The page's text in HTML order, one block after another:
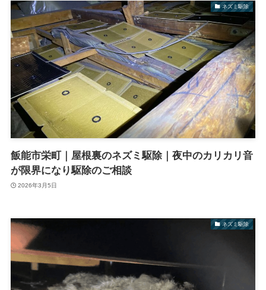
ネズミ駆除
飯能市栄町｜屋根裏のネズミ駆除｜夜中のカリカリ音
が限界になり駆除のご相談
2026年3月5日
ネズミ駆除